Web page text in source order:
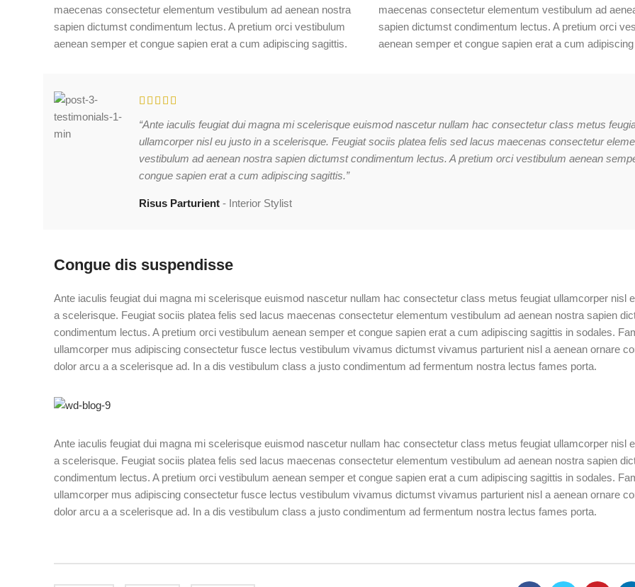
maecenas consectetur elementum vestibulum ad aenean nostra
sapien dictumst condimentum lectus. A pretium orci vestibulum
aenean semper et congue sapien erat a cum adipiscing sagittis.
maecenas consectetur elementum vestibulum ad
sapien dictumst condimentum lectus. A pretium orci
aenean semper et congue sapien erat a cum
“Ante iaculis feugiat dui magna mi scelerisque euismod nascetur nullam hac consectetur class metus
ullamcorper nisl eu justo in a scelerisque. Feugiat sociis platea felis sed lacus maecenas consectetur
vestibulum ad aenean nostra sapien dictumst condimentum lectus. A pretium orci vestibulum aenean
congue sapien erat a cum adipiscing sagittis.”
Risus Parturient Interior Stylist
Congue dis suspendisse
Ante iaculis feugiat dui magna mi scelerisque euismod nascetur nullam hac consectetur class metus feugiat ullamcorper nisl
a scelerisque. Feugiat sociis platea felis sed lacus maecenas consectetur elementum vestibulum ad aenean nostra sapien
condimentum lectus. A pretium orci vestibulum aenean semper et congue sapien erat a cum adipiscing sagittis in sodales.
ullamcorper mus adipiscing consectetur fusce lectus vestibulum vivamus dictumst vivamus parturient nisl a aenean ornare
dolor arcu a a scelerisque ad. In a dis vestibulum class a justo condimentum ad fermentum nostra lectus fames porta.
Ante iaculis feugiat dui magna mi scelerisque euismod nascetur nullam hac consectetur class metus feugiat ullamcorper nisl
a scelerisque. Feugiat sociis platea felis sed lacus maecenas consectetur elementum vestibulum ad aenean nostra sapien
condimentum lectus. A pretium orci vestibulum aenean semper et congue sapien erat a cum adipiscing sagittis in sodales.
ullamcorper mus adipiscing consectetur fusce lectus vestibulum vivamus dictumst vivamus parturient nisl a aenean ornare
dolor arcu a a scelerisque ad. In a dis vestibulum class a justo condimentum ad fermentum nostra lectus fames porta.